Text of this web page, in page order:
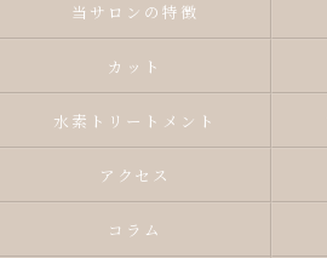
当サロンの特徴
カット
水素トリートメント
アクセス
コラム